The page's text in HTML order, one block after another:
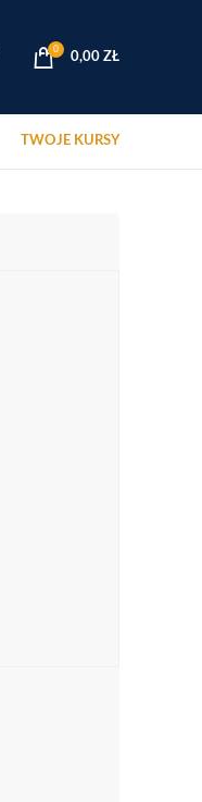
0
0,00 ZŁ
TWOJE KURSY